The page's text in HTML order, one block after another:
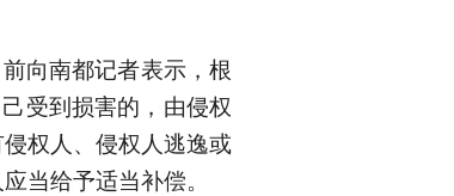
向南都记者表示，根
受到损害的，由侵权
权人、侵权人逃逸或
当给予适当补偿。